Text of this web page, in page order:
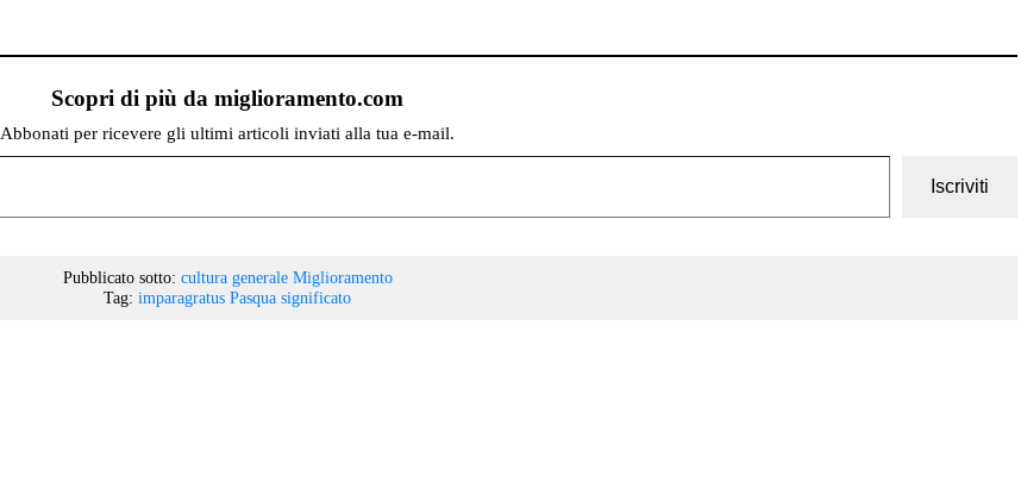
Scopri di più da miglioramento.com
Abbonati per ricevere gli ultimi articoli inviati alla tua e-mail.
Iscriviti
Pubblicato sotto: cultura generale Miglioramento
Tag: imparagratus Pasqua significato